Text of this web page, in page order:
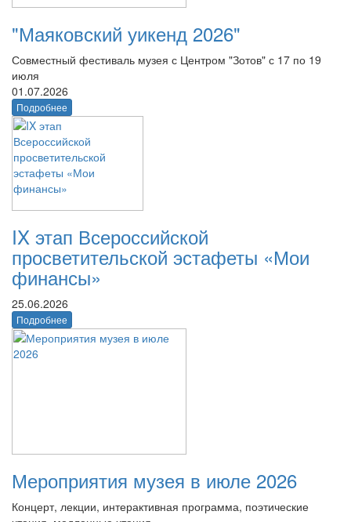
"Маяковский уикенд 2026"
Совместный фестиваль музея с Центром "Зотов" с 17 по 19
июля
01.07.2026
Подробнее
IX этап Всероссийской
просветительской эстафеты «Мои
финансы»
25.06.2026
Подробнее
Мероприятия музея в июле 2026
Концерт, лекции, интерактивная программа, поэтические